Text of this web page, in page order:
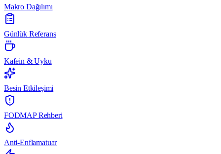
Makro Dağılımı
Günlük Referans
Kafein & Uyku
Besin Etkileşimi
FODMAP Rehberi
Anti-Enflamatuar